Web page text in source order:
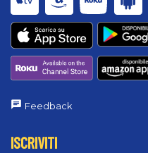
Feedback
ISCRIVITI